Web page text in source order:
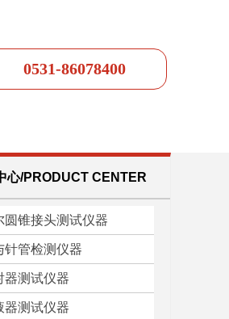
0531-86078400
心/PRODUCT CENTER
圆锥接头测试仪器
针管检测仪器
器测试仪器
器测试仪器